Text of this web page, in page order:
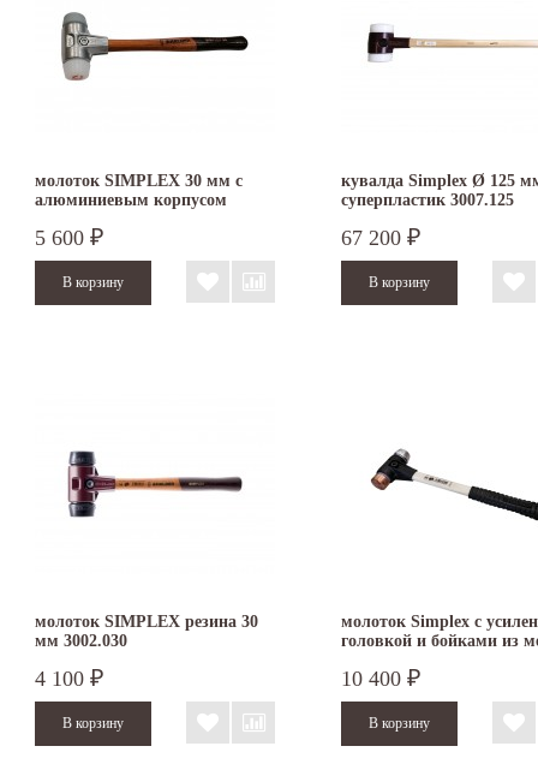
молоток SIMPLEX 30 мм с
алюминиевым корпусом
термопластичный эластомер
3137.030
5 600 ₽
кувалда Simplex Ø 125
суперпластик 3007.125
67 200 ₽
молоток SIMPLEX резина 30
мм 3002.030
4 100 ₽
молоток Simplex с
головкой и бойками из
10 400 ₽